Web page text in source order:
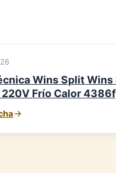
Wins Split
220V Frío Calor